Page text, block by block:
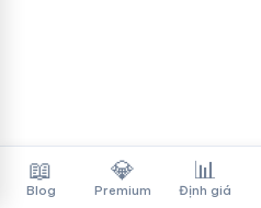
📖
Blog
💎
Premium
📊
Định giá